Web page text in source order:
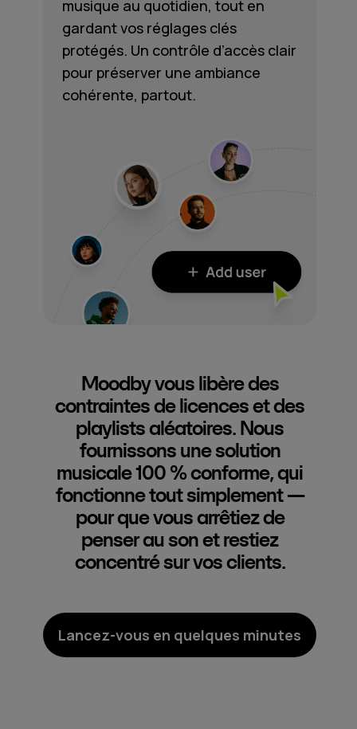
musique au quotidien, tout en
gardant vos réglages clés
protégés. Un contrôle d’accès clair
pour préserver une ambiance
cohérente, partout.
Moodby vous libère des
contraintes de licences et des
playlists aléatoires. Nous
fournissons une solution
musicale 100 % conforme, qui
fonctionne tout simplement —
pour que vous arrêtiez de
penser au son et restiez
concentré sur vos clients.
Lancez-vous en quelques minutes